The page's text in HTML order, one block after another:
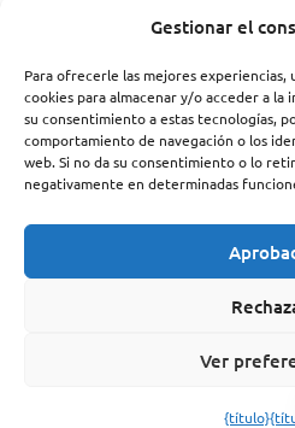
Gestionar el
Para ofrecerle las mejores experiencias,
cookies para almacenar y/o acceder a la
su consentimiento a estas tecnologías,
comportamiento de navegación o los
web. Si no da su consentimiento o lo
negativamente en determinadas
Ver
{título}
Políticas
Condiciones generales
Política de privacidad
Política de tratamiento de
Política de cookies
SureSMS ApS |
CVR: 33263104 | (+45) 50 322